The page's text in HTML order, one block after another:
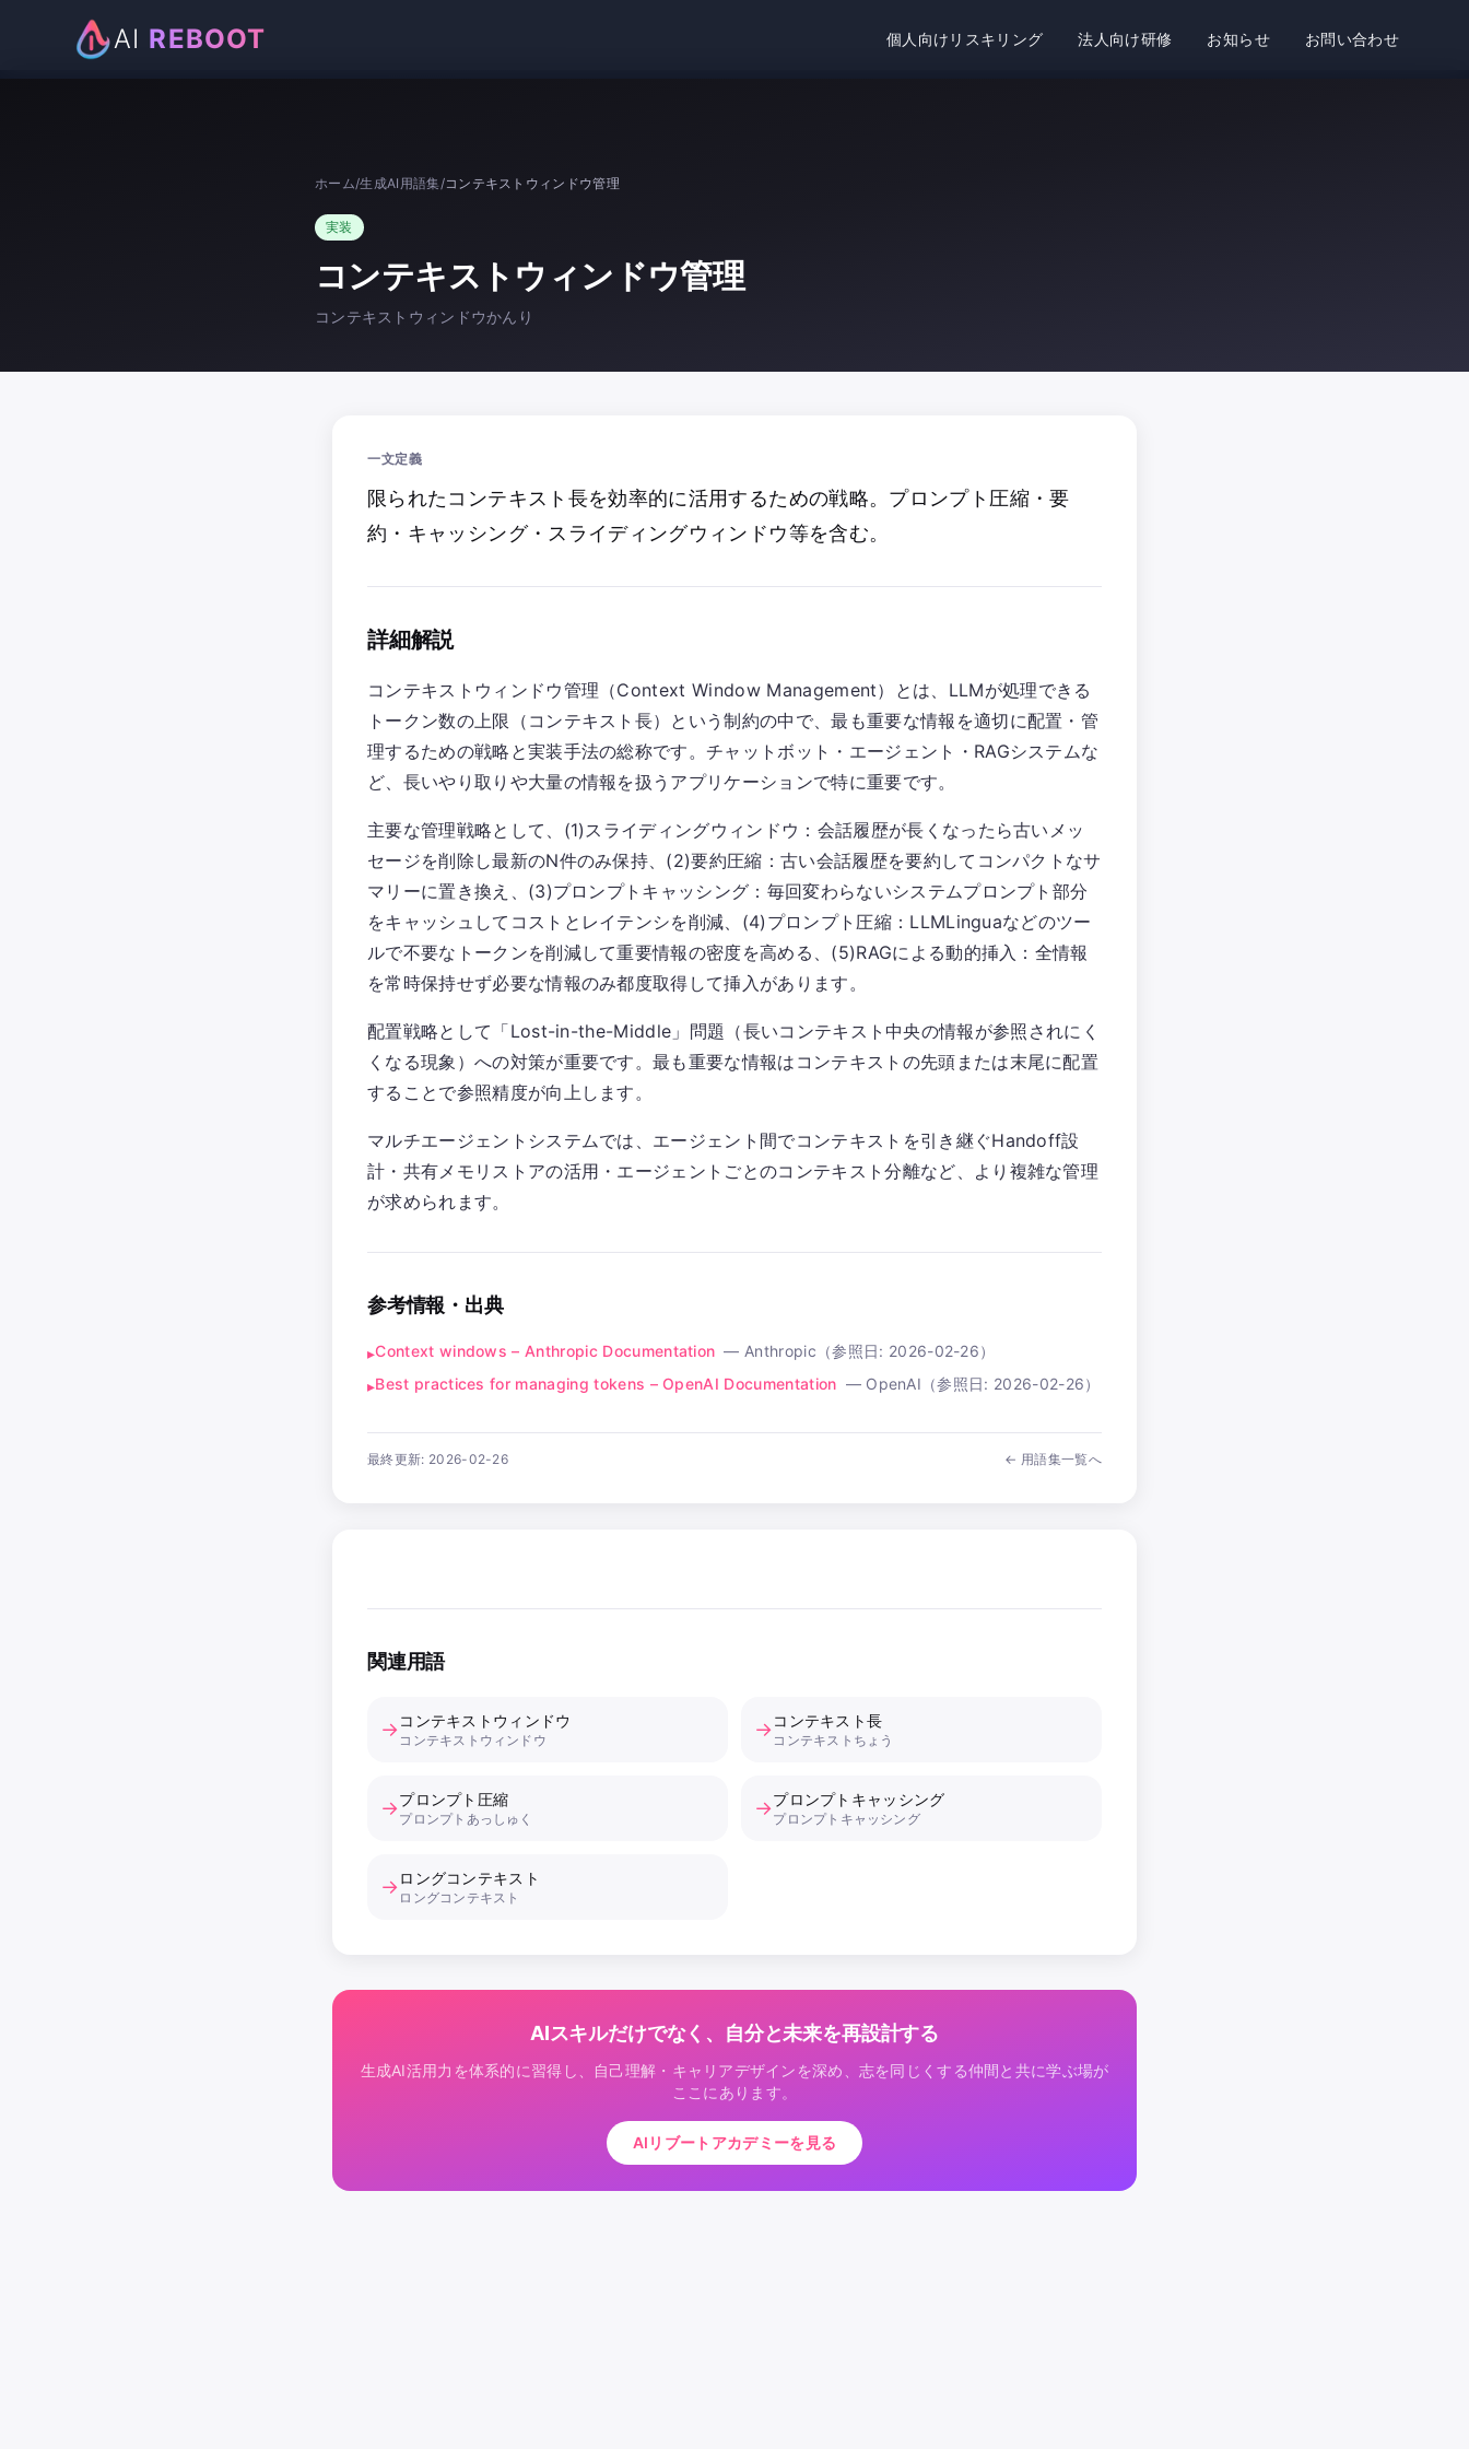
AI REBOOT 個人向けリスキリング 法人向け研修 お知らせ お問い合わせ
ホーム/生成AI用語集/コンテキストウィンドウ管理
実装
コンテキストウィンドウ管理
コンテキストウィンドウかんり
一文定義
限られたコンテキスト長を効率的に活用するための戦略。プロンプト圧縮・要
約・キャッシング・スライディングウィンドウ等を含む。
詳細解説
コンテキストウィンドウ管理（Context Window Management）とは、LLMが処理できる
トークン数の上限（コンテキスト長）という制約の中で、最も重要な情報を適切に配置・管
理するための戦略と実装手法の総称です。チャットボット・エージェント・RAGシステムな
ど、長いやり取りや大量の情報を扱うアプリケーションで特に重要です。
主要な管理戦略として、(1)スライディングウィンドウ：会話履歴が長くなったら古いメッ
セージを削除し最新のN件のみ保持、(2)要約圧縮：古い会話履歴を要約してコンパクトなサ
マリーに置き換え、(3)プロンプトキャッシング：毎回変わらないシステムプロンプト部分
をキャッシュしてコストとレイテンシを削減、(4)プロンプト圧縮：LLMLinguaなどのツー
ルで不要なトークンを削減して重要情報の密度を高める、(5)RAGによる動的挿入：全情報
を常時保持せず必要な情報のみ都度取得して挿入があります。
配置戦略として「Lost-in-the-Middle」問題（長いコンテキスト中央の情報が参照されにく
くなる現象）への対策が重要です。最も重要な情報はコンテキストの先頭または末尾に配置
することで参照精度が向上します。
マルチエージェントシステムでは、エージェント間でコンテキストを引き継ぐHandoff設
計・共有メモリストアの活用・エージェントごとのコンテキスト分離など、より複雑な管理
が求められます。
参考情報・出典
▸Context windows – Anthropic Documentation — Anthropic （参照日: 2026-02-26）
▸Best practices for managing tokens – OpenAI Documentation — OpenAI （参照日: 2026-02-26）
最終更新: 2026-02-26 ← 用語集一覧へ
関連用語
→コンテキストウィンドウ
コンテキストウィンドウ →コンテキスト長
コンテキストちょう
→プロンプト圧縮
プロンプトあっしゅく →プロンプトキャッシング
プロンプトキャッシング
→ロングコンテキスト
ロングコンテキスト
AIスキルだけでなく、自分と未来を再設計する
生成AI活用力を体系的に習得し、自己理解・キャリアデザインを深め、志を同じくする仲間と共に学ぶ場が
ここにあります。
AIリブートアカデミーを見る